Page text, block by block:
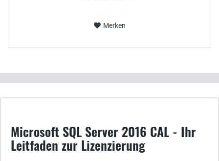
Merken
Microsoft SQL Server 2016 CAL - Ihr
Leitfaden zur Lizenzierung